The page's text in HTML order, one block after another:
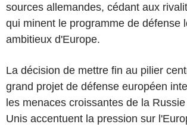
sources allemandes, cédant aux
qui minent le programme de défense
ambitieux d'Europe.
La décision de mettre fin au pilier
grand projet de défense européen
les menaces croissantes de la
Unis accentuent la pression sur